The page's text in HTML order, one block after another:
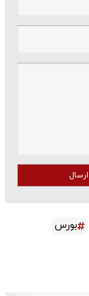
ارسال
بورس